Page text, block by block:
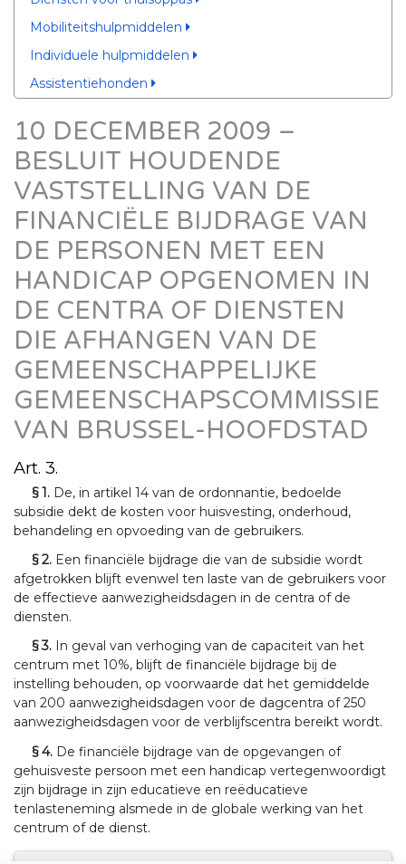
Mobiliteitshulpmiddelen
Individuele hulpmiddelen
Assistentiehonden
10 DECEMBER 2009 –
BESLUIT HOUDENDE
VASTSTELLING VAN DE
FINANCIËLE BIJDRAGE VAN
DE PERSONEN MET EEN
HANDICAP OPGENOMEN IN
DE CENTRA OF DIENSTEN
DIE AFHANGEN VAN DE
GEMEENSCHAPPELIJKE
GEMEENSCHAPSCOMMISSIE
VAN BRUSSEL-HOOFDSTAD
Art. 3.
§ 1. De, in artikel 14 van de ordonnantie, bedoelde
subsidie dekt de kosten voor huisvesting, onderhoud,
behandeling en opvoeding van de gebruikers.
§ 2. Een financiële bijdrage die van de subsidie wordt
afgetrokken blijft evenwel ten laste van de gebruikers voor
de effectieve aanwezigheidsdagen in de centra of de
diensten.
§ 3. In geval van verhoging van de capaciteit van het
centrum met 10%, blijft de financiële bijdrage bij de
instelling behouden, op voorwaarde dat het gemiddelde
van 200 aanwezigheidsdagen voor de dagcentra of 250
aanwezigheidsdagen voor de verblijfscentra bereikt wordt.
§ 4. De financiële bijdrage van de opgevangen of
gehuisveste persoon met een handicap vertegenwoordigt
zijn bijdrage in zijn educatieve en reëducatieve
tenlasteneming alsmede in de globale werking van het
centrum of de dienst.